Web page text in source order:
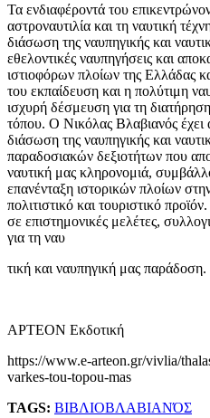
Τα ενδιαφέροντά του
αστροναυτιλία και τη ναυτική
διάσωση της ναυπηγικής και
εθελοντικές ναυπηγήσεις και
ιστιοφόρων πλοίων της Ελλάδας
του εκπαίδευση και η πολύτιμη
ισχυρή δέσμευση για τη
τόπου. Ο Νικόλας Βλαβιανός έχει
διάσωση της ναυπηγικής και
παραδοσιακών δεξιοτήτων που
ναυτική μας κληρονομιά,
επανένταξη ιστορικών πλοίων
πολιτιστικό και τουριστικό
σε επιστημονικές μελέτες,
για τη ναυ
τική και ναυπηγική μας παράδοση.
ΑΡΤΕΟΝ Εκδοτική
https://www.e-arteon.gr/vivlia/
varkes-tou-topou-mas
TAGS: ΒΙΒΛΙΟΒΛΑΒΙΑΝΌΣ